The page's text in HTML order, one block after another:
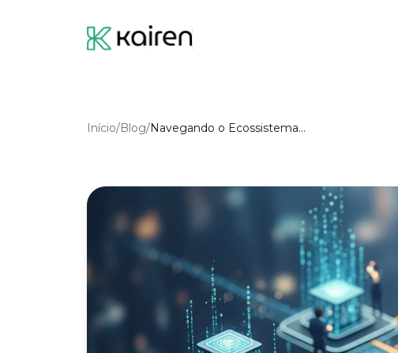
Início/Blog/ Navegando o Ecossistema de IA: Soluções Estratégicas para Empresas